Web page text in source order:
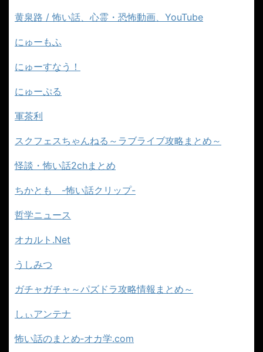
黄泉路 / 怖い話、心霊・恐怖動画、YouTube
にゅーもふ
にゅーすなう！
にゅーぷる
軍茶利
スクフェスちゃんねる～ラブライブ攻略まとめ～
怪談・怖い話2chまとめ
ちかとも -怖い話クリップ-
哲学ニュース
オカルト.Net
うしみつ
ガチャガチャ～パズドラ攻略情報まとめ～
しぃアンテナ
怖い話のまとめ‐オカ学.com